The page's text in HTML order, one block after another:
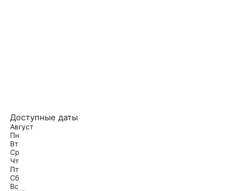
Доступные даты
Август
Пн
Вт
Ср
Чт
Пт
Сб
Вс